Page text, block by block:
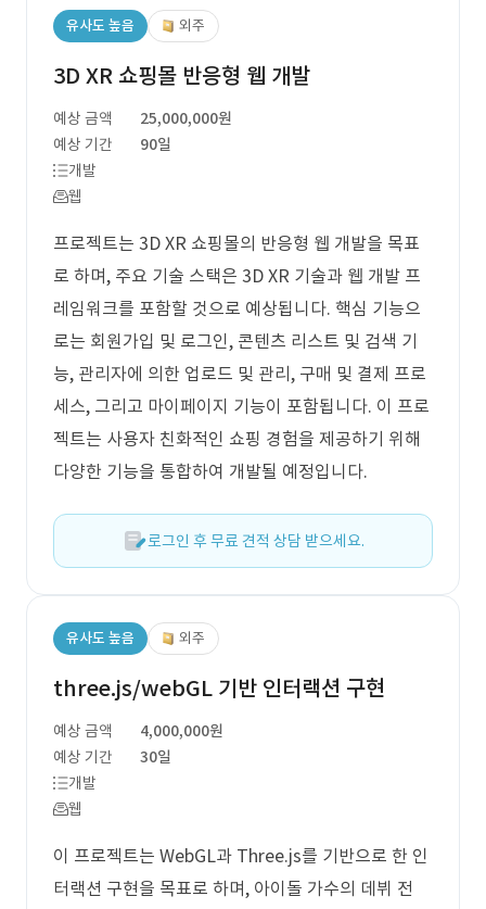
유사도 높음 외주
3D XR 쇼핑몰 반응형 웹 개발
예상 금액
25,000,000원
예상 기간
90일
개발
웹
프로젝트는 3D XR 쇼핑몰의 반응형 웹 개발을 목표
로 하며, 주요 기술 스택은 3D XR 기술과 웹 개발 프
레임워크를 포함할 것으로 예상됩니다. 핵심 기능으
로는 회원가입 및 로그인, 콘텐츠 리스트 및 검색 기
능, 관리자에 의한 업로드 및 관리, 구매 및 결제 프로
세스, 그리고 마이페이지 기능이 포함됩니다. 이 프로
젝트는 사용자 친화적인 쇼핑 경험을 제공하기 위해
다양한 기능을 통합하여 개발될 예정입니다.
로그인 후 무료 견적 상담 받으세요.
유사도 높음 외주
three.js/webGL 기반 인터랙션 구현
예상 금액
4,000,000원
예상 기간
30일
개발
웹
이 프로젝트는 WebGL과 Three.js를 기반으로 한 인
터랙션 구현을 목표로 하며, 아이돌 가수의 데뷔 전